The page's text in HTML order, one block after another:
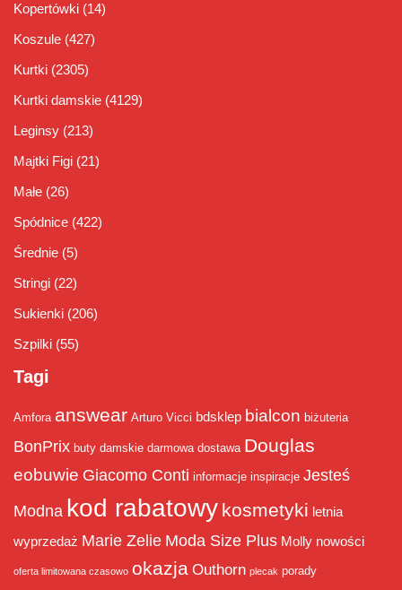
Kopertówki (14)
Koszule (427)
Kurtki (2305)
Kurtki damskie (4129)
Leginsy (213)
Majtki Figi (21)
Małe (26)
Spódnice (422)
Średnie (5)
Stringi (22)
Sukienki (206)
Szpilki (55)
Tagi
Amfora answear Arturo Vicci bdsklep bialcon biżuteria
BonPrix buty damskie darmowa dostawa Douglas
eobuwie Giacomo Conti informacje inspiracje Jesteś
Modna kod rabatowy kosmetyki letnia
wyprzedaż Marie Zelie Moda Size Plus Molly nowości
oferta limitowana czasowo okazja Outhorn plecak porady